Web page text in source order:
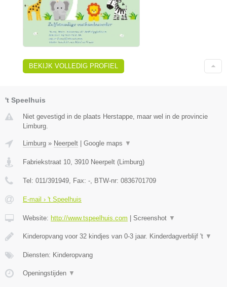
BEKIJK VOLLEDIG PROFIEL
't Speelhuis
Niet gevestigd in de plaats Herstappe, maar wel in de provincie
Limburg.
Limburg » Neerpelt Google maps ▼
Fabriekstraat 10 3910 Neerpelt ( Limburg)
Tel: 011/391949 , Fax: - , BTW-nr: 0836701709
E-mail › 't Speelhuis
Website: http://www.tspeelhuis.com Screenshot ▼
Kinderopvang voor 32 kindjes van 0-3 jaar. Kinderdagverblijf 't ▼
Diensten: Kinderopvang
Openingstijden ▼